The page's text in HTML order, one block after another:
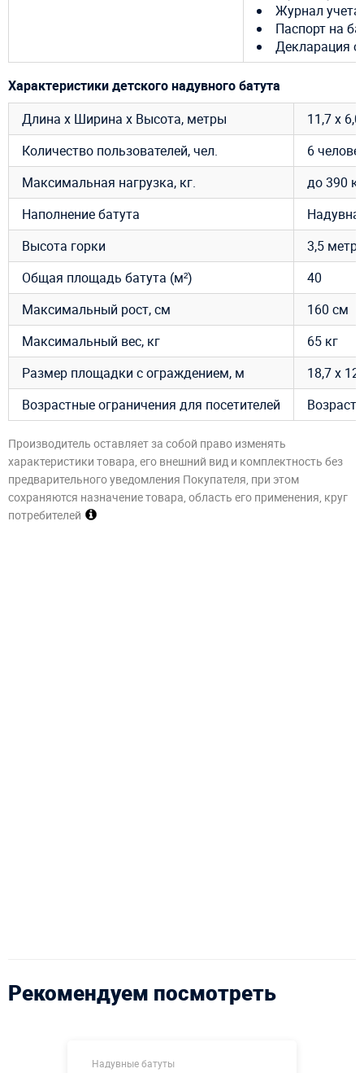
Журнал учета
Паспорт на
Декларация
Характеристики детского надувного батута
Длина х Ширина х Высота, метры
11,7 х
Количество пользователей, чел.
6
Максимальная нагрузка, кг.
до 390
Наполнение батута
Высота горки
3,5 метра
Общая площадь батута (м²)
40
Максимальный рост, см
160 см
Максимальный вес, кг
65 кг
Размер площадки с ограждением, м
18,7 х
Возрастные ограничения для посетителей
Возраст
Производитель оставляет за собой право изменять
характеристики товара, его внешний вид и комплектность без
предварительного уведомления Покупателя, при этом
сохраняются назначение товара, область его применения, круг
потребителей
Рекомендуем посмотреть
Надувные батуты